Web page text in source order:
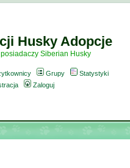
Husky Adopcje
Siberian Husky
Grupy
Statystyki
Zaloguj